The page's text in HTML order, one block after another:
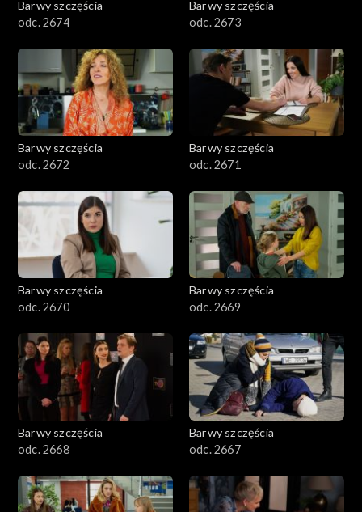
Barwy szczęścia
odc. 2674
Barwy szczęścia
odc. 2673
Barwy szczęścia
odc. 2672
Barwy szczęścia
odc. 2671
Barwy szczęścia
odc. 2670
Barwy szczęścia
odc. 2669
Barwy szczęścia
odc. 2668
Barwy szczęścia
odc. 2667